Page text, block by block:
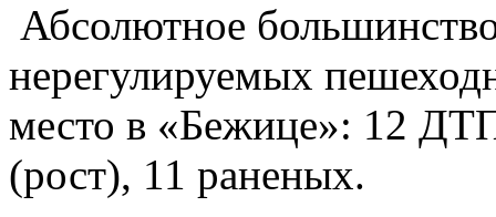
Абсолютное
нерегулируемых
место в «Бежице»: 12
(рост), 11 раненых.